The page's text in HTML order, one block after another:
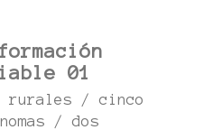
01
/ cinco
/ dos